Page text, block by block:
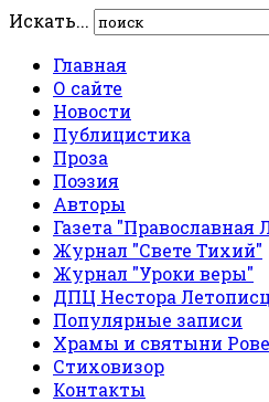
Искать...
Главная
О сайте
Новости
Публицистика
Проза
Поэзия
Авторы
Газета "Православная
Журнал "Свете Тихий"
Журнал "Уроки веры"
ДПЦ Нестора
Популярные записи
Храмы и святыни
Стиховизор
Контакты